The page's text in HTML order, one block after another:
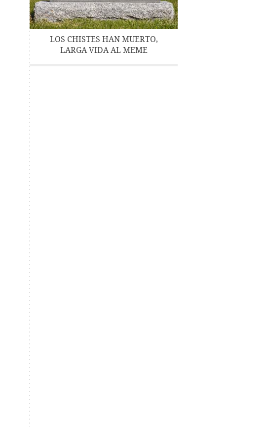
LOS CHISTES HAN MUERTO,
LARGA VIDA AL MEME